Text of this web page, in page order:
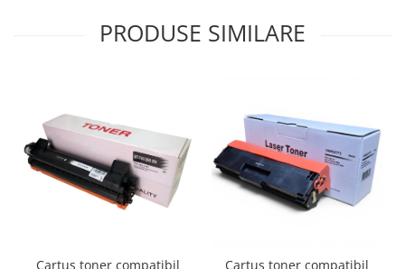
PRODUSE SIMILARE
Cartus toner compatibil
Cartus toner compatibil